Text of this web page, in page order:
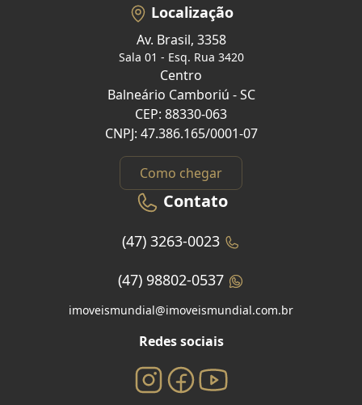
Localização
Av. Brasil, 3358
Sala 01 - Esq. Rua 3420
Centro
Balneário Camboriú - SC
CEP: 88330-063
CNPJ: 47.386.165/0001-07
Como chegar
Contato
(47) 3263-0023
(47) 98802-0537
imoveismundial@imoveismundial.com.br
Redes sociais